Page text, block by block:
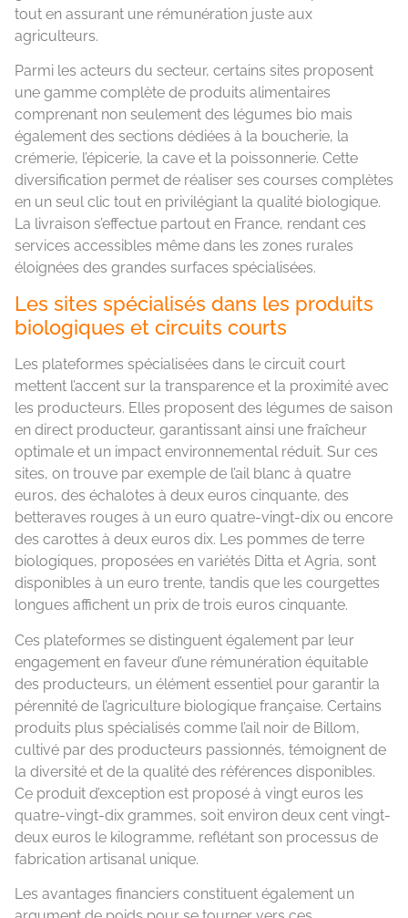
tout en assurant une rémunération juste aux
agriculteurs.
Parmi les acteurs du secteur, certains sites proposent
une gamme complète de produits alimentaires
comprenant non seulement des légumes bio mais
également des sections dédiées à la boucherie, la
crémerie, l’épicerie, la cave et la poissonnerie. Cette
diversification permet de réaliser ses courses complètes
en un seul clic tout en privilégiant la qualité biologique.
La livraison s’effectue partout en France, rendant ces
services accessibles même dans les zones rurales
éloignées des grandes surfaces spécialisées.
Les sites spécialisés dans les produits
biologiques et circuits courts
Les plateformes spécialisées dans le circuit court
mettent l’accent sur la transparence et la proximité avec
les producteurs. Elles proposent des légumes de saison
en direct producteur, garantissant ainsi une fraîcheur
optimale et un impact environnemental réduit. Sur ces
sites, on trouve par exemple de l’ail blanc à quatre
euros, des échalotes à deux euros cinquante, des
betteraves rouges à un euro quatre-vingt-dix ou encore
des carottes à deux euros dix. Les pommes de terre
biologiques, proposées en variétés Ditta et Agria, sont
disponibles à un euro trente, tandis que les courgettes
longues affichent un prix de trois euros cinquante.
Ces plateformes se distinguent également par leur
engagement en faveur d’une rémunération équitable
des producteurs, un élément essentiel pour garantir la
pérennité de l’agriculture biologique française. Certains
produits plus spécialisés comme l’ail noir de Billom,
cultivé par des producteurs passionnés, témoignent de
la diversité et de la qualité des références disponibles.
Ce produit d’exception est proposé à vingt euros les
quatre-vingt-dix grammes, soit environ deux cent vingt-
deux euros le kilogramme, reflétant son processus de
fabrication artisanal unique.
Les avantages financiers constituent également un